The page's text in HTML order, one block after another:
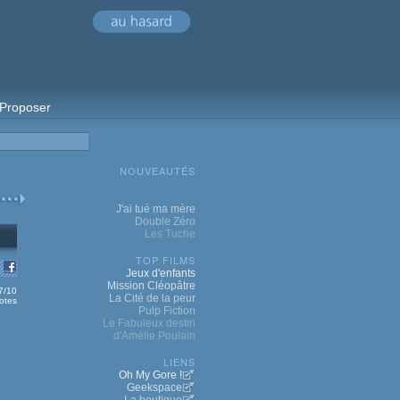
Proposer
10
NOUVEAUTÉS
J'ai tué ma mère
Double Zéro
Les Tuche
TOP FILMS
Jeux d'enfants
Mission Cléopâtre
La Cité de la peur
Pulp Fiction
Le Fabuleux destin
d'Amélie Poulain
LIENS
Oh My Gore !
Geekspace